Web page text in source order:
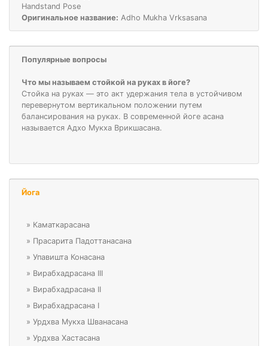
Handstand Pose
Оригинальное название: Adho Mukha Vrksasana
Популярные вопросы
Что мы называем стойкой на руках в йоге?
Стойка на руках — это акт удержания тела в устойчивом
перевернутом вертикальном положении путем
балансирования на руках. В современной йоге асана
называется Адхо Мукха Врикшасана.
Йога
» Каматкарасана
» Прасарита Падоттанасана
» Упавишта Конасана
» Вирабхадрасана III
» Вирабхадрасана II
» Вирабхадрасана I
» Урдхва Мукха Шванасана
» Урдхва Хастасана